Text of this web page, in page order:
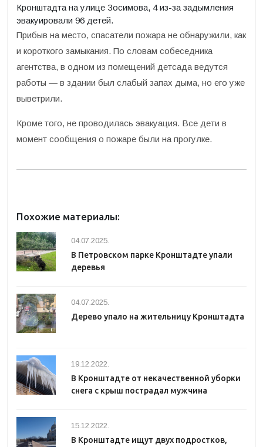
Кронштадта на улице Зосимова, 4 из-за задымления
эвакуировали 96 детей.
Прибыв на место, спасатели пожара не обнаружили, как
и короткого замыкания. По словам собеседника
агентства, в одном из помещений детсада ведутся
работы — в здании был слабый запах дыма, но его уже
выветрили.
Кроме того, не проводилась эвакуация. Все дети в
момент сообщения о пожаре были на прогулке.
Похожие материалы:
04.07.2025.
В Петровском парке Кронштадте упали
деревья
04.07.2025.
Дерево упало на жительницу Кронштадта
19.12.2022.
В Кронштадте от некачественной уборки
снега с крыш пострадал мужчина
15.12.2022.
В Кронштадте ищут двух подростков,